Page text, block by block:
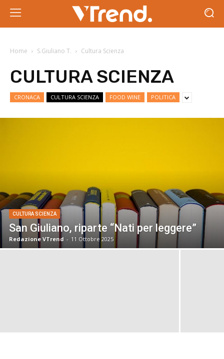
Home S.Giuliano T. Cultura Scienza
CULTURA SCIENZA
CRONACA CULTURA SCIENZA FOOD WINE POLITICA
CULTURA SCIENZA
San Giuliano, riparte “Nati per leggere”
Redazione VTrend - 11 Ottobre 2025